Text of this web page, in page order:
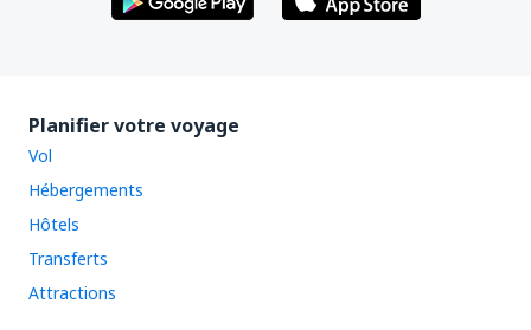
Planifier votre voyage
Vol
Hébergements
Hôtels
Transferts
Attractions